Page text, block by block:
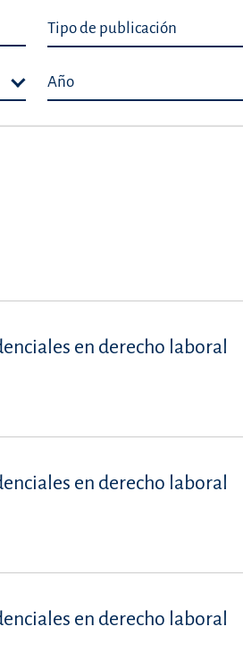
Tipo de publicación
Año
en derecho laboral
en derecho laboral
en derecho laboral